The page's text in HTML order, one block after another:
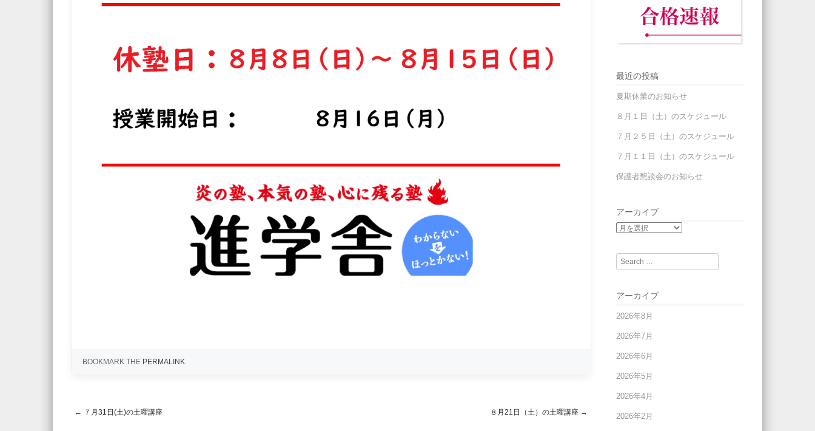
BOOKMARK THE PERMALINK.
← ７月31日(土)の土曜講座 ８月21日（土）の土曜講座 →
最近の投稿
夏期休業のお知らせ
８月１日（土）のスケジュール
７月２５日（土）のスケジュール
７月１１日（土）のスケジュール
保護者懇談会のお知らせ
アーカイブ
Search
アーカイブ
2026年8月
2026年7月
2026年6月
2026年5月
2026年4月
2026年2月